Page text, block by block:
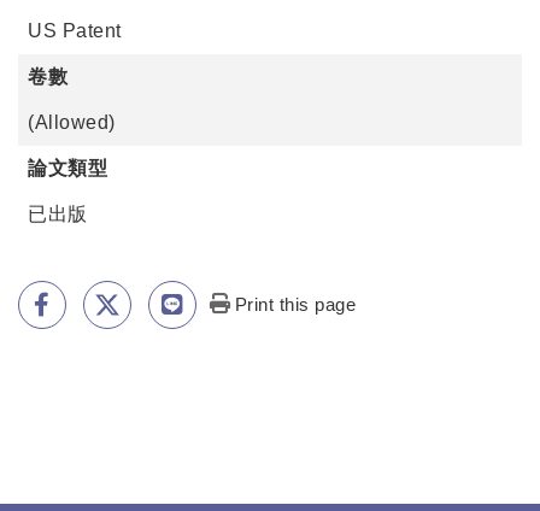
US Patent
卷數
(Allowed)
論文類型
已出版
Print this page